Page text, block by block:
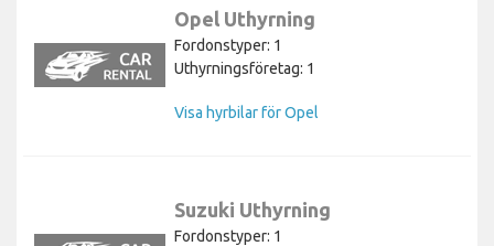
Opel Uthyrning
Fordonstyper: 1
Uthyrningsföretag: 1
Visa hyrbilar för Opel
Suzuki Uthyrning
Fordonstyper: 1